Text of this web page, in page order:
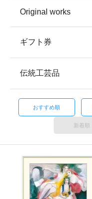
Original works
ギフト券
伝統工芸品
おすすめ順
新着順